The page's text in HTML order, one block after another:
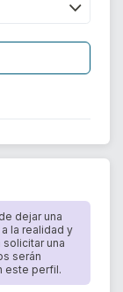
dejar una
la realidad y
una
serán
este perfil.